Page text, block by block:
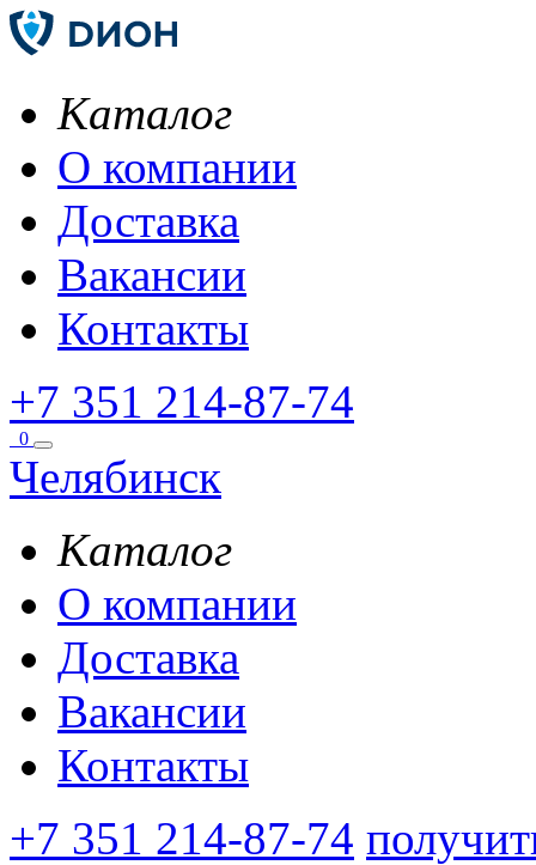
Каталог
О компании
Доставка
Вакансии
Контакты
+7 351 214-87-74
0
Челябинск
Каталог
О компании
Доставка
Вакансии
Контакты
+7 351 214-87-74